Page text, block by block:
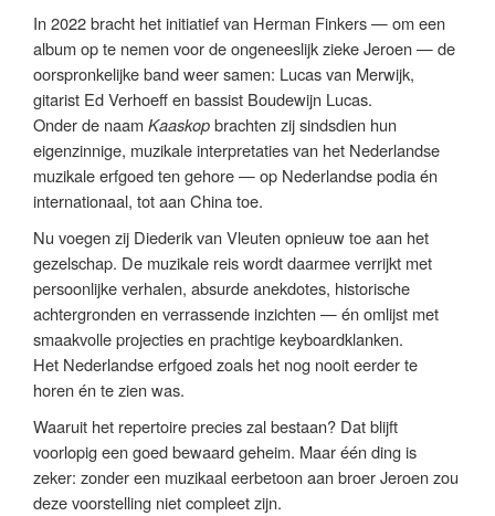
In 2022 bracht het initiatief van Herman Finkers — om een
album op te nemen voor de ongeneeslijk zieke Jeroen — de
oorspronkelijke band weer samen: Lucas van Merwijk,
gitarist Ed Verhoeff en bassist Boudewijn Lucas.
Onder de naamKaaskopbrachten zij sindsdien hun
eigenzinnige, muzikale interpretaties van het Nederlandse
muzikale erfgoed ten gehore — op Nederlandse podia én
internationaal, tot aan China toe.
Nu voegen zij Diederik van Vleuten opnieuw toe aan het
gezelschap. De muzikale reis wordt daarmee verrijkt met
persoonlijke verhalen, absurde anekdotes, historische
achtergronden en verrassende inzichten — én omlijst met
smaakvolle projecties en prachtige keyboardklanken.
Het Nederlandse erfgoed zoals het nog nooit eerder te
horen én te zien was.
Waaruit het repertoire precies zal bestaan? Dat blijft
voorlopig een goed bewaard geheim. Maar één ding is
zeker: zonder een muzikaal eerbetoon aan broer Jeroen zou
deze voorstelling niet compleet zijn.